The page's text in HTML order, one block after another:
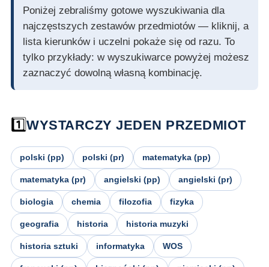
Poniżej zebraliśmy gotowe wyszukiwania dla
najczęstszych zestawów przedmiotów — kliknij, a
lista kierunków i uczelni pokaże się od razu. To
tylko przykłady: w wyszukiwarce powyżej możesz
zaznaczyć dowolną własną kombinację.
1️⃣WYSTARCZY JEDEN PRZEDMIOT
polski (pp) polski (pr) matematyka (pp)
matematyka (pr) angielski (pp) angielski (pr)
biologia chemia filozofia fizyka
geografia historia historia muzyki
historia sztuki informatyka WOS